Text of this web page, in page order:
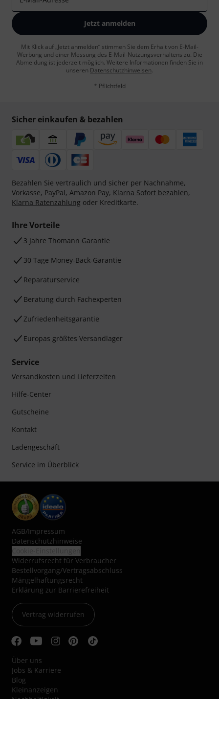
Jetzt anmelden
Mit Klick auf „Jetzt anmelden“ stimmen Sie dem Erhalt von E-Mail-
Werbung und einer Messung des E-Mail-Nutzungsverhaltens zu. Die
Abmeldung ist jederzeit möglich. Weitere Informationen finden Sie in
unseren Datenschutzhinweisen.
* Pflichtfeld
Sicher einkaufen & bezahlen
Bezahlen Sie vertraulich und sicher per Nachnahme,
Vorkasse, PayPal, Amazon Pay, Klarna Sofort bezahlen,
Klarna Ratenzahlung oder Kreditkarte.
Ihre Vorteile
3 Jahre Thomann Garantie
30 Tage Money-Back-Garantie
Reparaturservice
Beratung durch Fachexperten
Zufriedenheitsgarantie
Europas größtes Versandlager
Service
Versandkosten und Lieferzeiten
Hilfe-Center
Gutscheine
Kontakt
Ladengeschäft
Service im Überblick
AGB/Impressum
Datenschutzhinweise
Widerrufsrecht für Verbraucher
Bestellvorgang/Vertragsabschluss
Mängelhaftungsrecht
Erklärung zur Barrierefreiheit
Vertrag widerrufen
Über uns
Jobs & Karriere
Blog
Kleinanzeigen
Nachhaltigkeit